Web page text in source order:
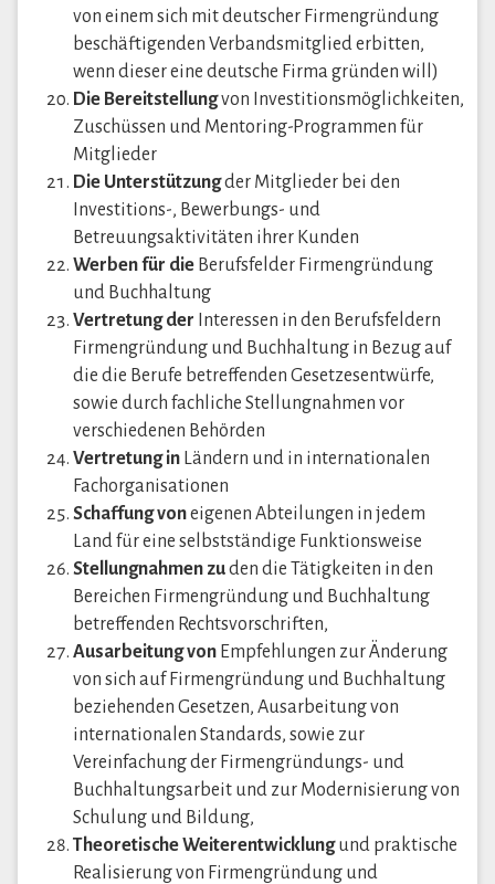
von einem sich mit deutscher Firmengründung
beschäftigenden Verbandsmitglied erbitten,
wenn dieser eine deutsche Firma gründen will)
Die Bereitstellungvon Investitionsmöglichkeiten,
Zuschüssen und Mentoring-Programmen für
Mitglieder
Die Unterstützungder Mitglieder bei den
Investitions-, Bewerbungs- und
Betreuungsaktivitäten ihrer Kunden
Werben für die Berufsfelder Firmengründung
und Buchhaltung
Vertretung der Interessen in den Berufsfeldern
Firmengründung und Buchhaltung in Bezug auf
die die Berufe betreffenden Gesetzesentwürfe,
sowie durch fachliche Stellungnahmen vor
verschiedenen Behörden
Vertretung in Ländern und in internationalen
Fachorganisationen
Schaffung voneigenen Abteilungen in jedem
Land für eine selbstständige Funktionsweise
Stellungnahmen zuden die Tätigkeiten in den
Bereichen Firmengründung und Buchhaltung
betreffenden Rechtsvorschriften,
Ausarbeitung von Empfehlungen zur Änderung
von sich auf Firmengründung und Buchhaltung
beziehenden Gesetzen, Ausarbeitung von
internationalen Standards, sowie zur
Vereinfachung der Firmengründungs- und
Buchhaltungsarbeit und zur Modernisierung von
Schulung und Bildung,
Theoretische Weiterentwicklungund praktische
Realisierung von Firmengründung und